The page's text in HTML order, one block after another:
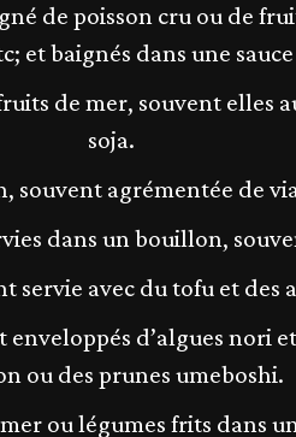
de poisson cru ou de
et baignés dans une
de mer, souvent elles
soja.
souvent agrémentée de
dans un bouillon,
servie avec du tofu et
enveloppés d’algues nori
ou des prunes umeboshi.
ou légumes frits dans